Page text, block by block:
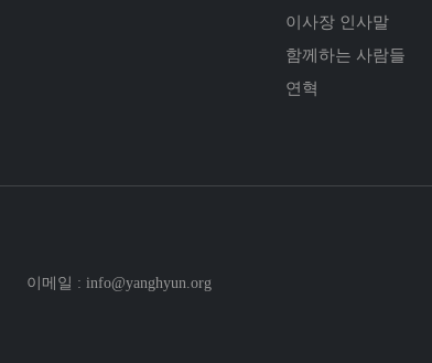
이사장 인사말
함께하는 사람들
연혁
이메일 : info@yanghyun.org